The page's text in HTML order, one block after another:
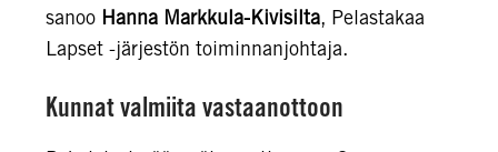
sanoo Hanna Markkula-Kivisilta, Pelastakaa
Lapset -järjestön toiminnanjohtaja.
Kunnat valmiita vastaanottoon